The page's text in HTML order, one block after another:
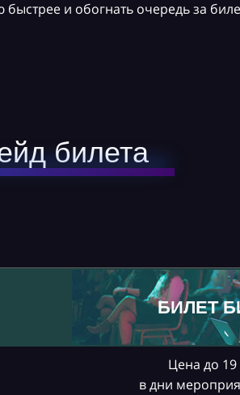
и обогнать очередь за
билета
БИЛЕТ
Цена до
в дни